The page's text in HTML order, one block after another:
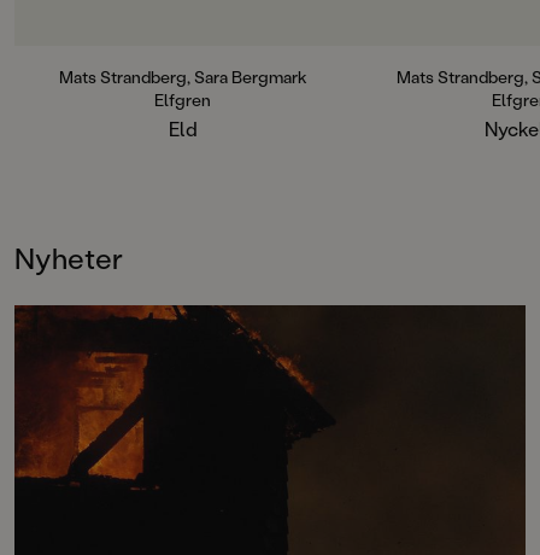
sedan starten och hittar ständigt
nya fans. Sammanlagt har böckerna
sålt i en miljon exemplar världen
Mats Strandberg, Sara Bergmark
Elfgren
Eld
Mats Strandberg,
Nyheter